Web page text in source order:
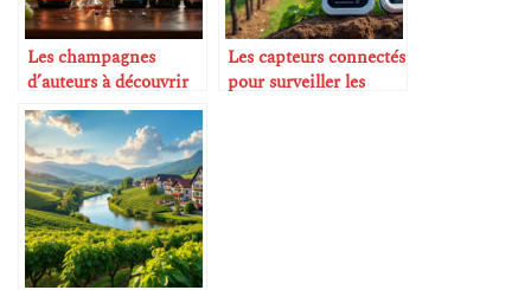
Les champagnes
d’auteurs à découvrir
absolument
Les capteurs connectés
pour surveiller les